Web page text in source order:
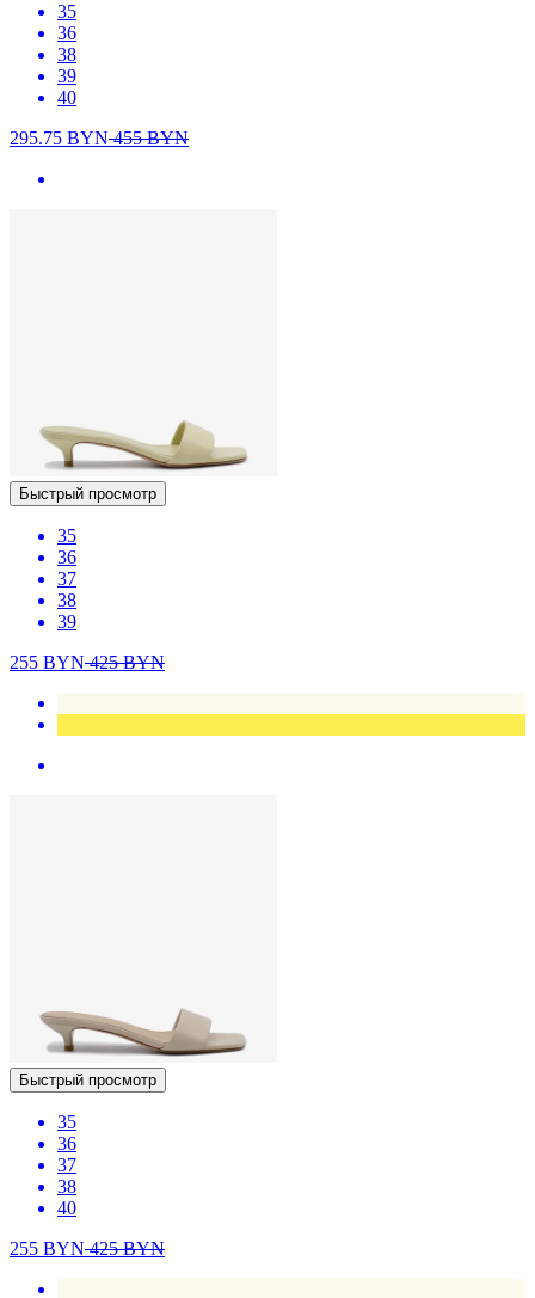
35
36
38
39
40
295.75 BYN455BYN
Быстрый просмотр
35
36
37
38
39
255 BYN425BYN
Быстрый просмотр
35
36
37
38
40
255 BYN425BYN